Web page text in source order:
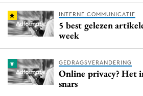
INTERNE COMMUNICATIE
5 best gelezen
week
GEDRAGSVERANDERING
Online privacy? Het
snars